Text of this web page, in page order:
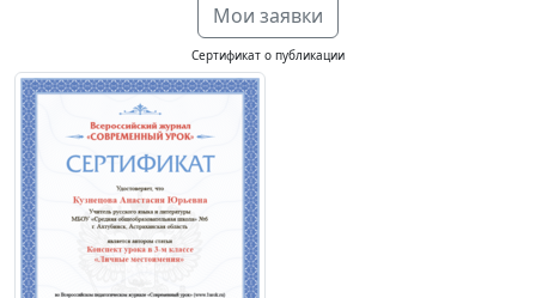
Мои заявки
Сертификат о публикации